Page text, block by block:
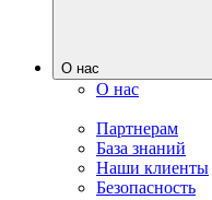
О нас
О нас
Партнерам
База знаний
Наши клиенты
Безопасность